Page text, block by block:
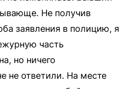
Не получив
заявления в полицию, я
часть
но ничего
не ответили. На месте